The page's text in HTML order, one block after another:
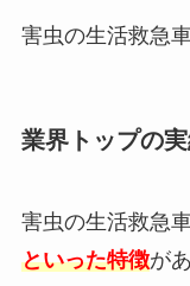
害虫の生活救急
業界トップの
害虫の生活救急車
といった特徴が